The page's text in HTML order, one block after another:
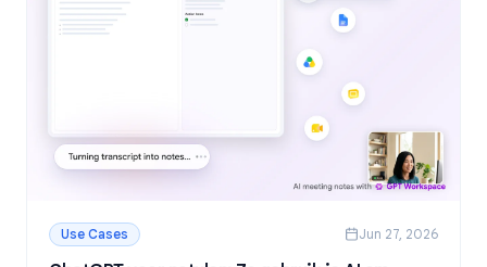
Use Cases Jun 27, 2026